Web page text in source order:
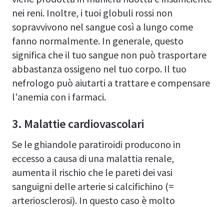
nei reni. Inoltre, i tuoi globuli rossi non
sopravvivono nel sangue così a lungo come
fanno normalmente. In generale, questo
significa che il tuo sangue non può trasportare
abbastanza ossigeno nel tuo corpo. Il tuo
nefrologo può aiutarti a trattare e compensare
l'anemia con i farmaci.
3. Malattie cardiovascolari
Se le ghiandole paratiroidi producono in
eccesso a causa di una malattia renale,
aumenta il rischio che le pareti dei vasi
sanguigni delle arterie si calcifichino (=
arteriosclerosi). In questo caso è molto